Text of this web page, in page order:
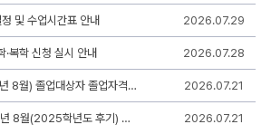
및 수업시간표 안내 2026.07.29
복학 신청 실시 안내 2026.07.28
2025학년도 후기(2026년 8월) 졸업대상자 졸업자격인증 심사 안내 2026.07.21
[학부, 교육대학원] 2026년 8월(2025학년도 후기) 졸업예정자 마약류 중독여부 검사결과 제출 안내 2026.07.21